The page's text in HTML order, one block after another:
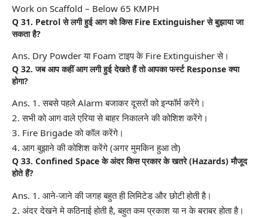
Work on Scaffold – Below 65 KMPH
Q 31. Petrol से लगी हुई आग को किस Fire Extinguisher से बुझाया जा
सकता है?
Ans. Dry Powder या Foam टाइप के Fire Extinguisher से।
Q 32. जब आप कहीं आग लगी हुई देखते हैं तो आपका फर्स्ट Response क्या
होगा?
Ans. 1. सबसे पहले Alarm बजाकर दूसरों को इन्फॉर्म करेंगे।
2. सभी को आग वाले एरिया से बाहर निकालने की कोशिश करेंगे।
3. Fire Brigade को कॉल करेंगे।
4. आग बुझाने की कोशिश करेंगे (अगर मुमकिन हुआ तो)
Q 33. Confined Spaceके अंदर किस प्रकार के खतरे (Hazards) मौजूद
होते हैं?
Ans. 1. आने-जाने की जगह बहुत ही लिमिटेड और छोटी होती है।
2. अंदर देखने मे कठिनाई होती है, बहुत कम प्रकाश या न के बराबर होता है।